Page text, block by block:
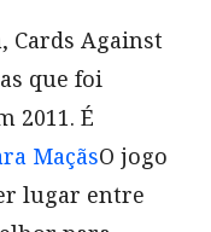
Cards Against
que foi
2011. É
MaçãsO jogo
lugar entre